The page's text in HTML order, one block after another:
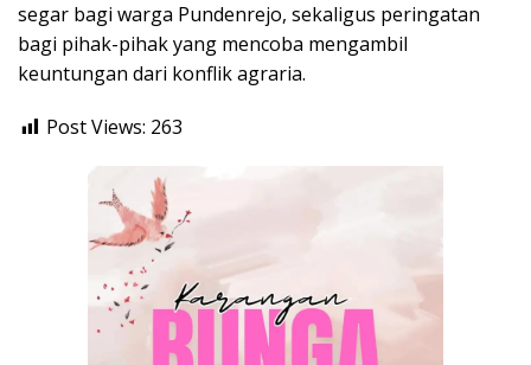
segar bagi warga Pundenrejo, sekaligus peringatan
bagi pihak-pihak yang mencoba mengambil
keuntungan dari konflik agraria.
Post Views: 263